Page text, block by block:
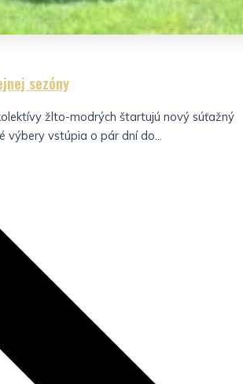
sezóny
žlto-modrých štartujú nový súťažný
výbery vstúpia o pár dní do...